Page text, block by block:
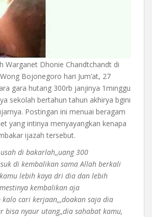
Warganet Dhonie Chandtchandt di
Bojonegoro hari Jum’at, 27
gara hutang 300rb janjinya 1minggu
sekolah bertahun tahun akhirya bgini
Postingan ini menuai beragam
yang intinya menyayangkan kenapa
ijazah tersebut.
usah di bakarlah,,uang 300
di kembalikan sama Allah berkali
lebih kaya dri dia dan lebih
kembalikan aja
kalo cari kerjaan,,,doakan saja dia
bisa nyaur utang,,dia sahabat kamu,